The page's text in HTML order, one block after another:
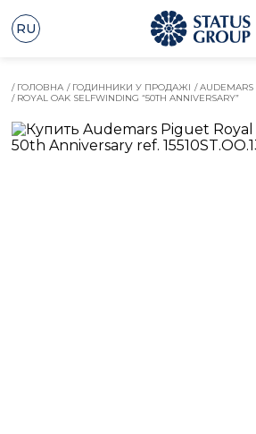
RU
/ ГОЛОВНА / ГОДИННИКИ У ПРОДАЖІ / AUDEMARS
/ ROYAL OAK SELFWINDING “50TH ANNIVERSARY”